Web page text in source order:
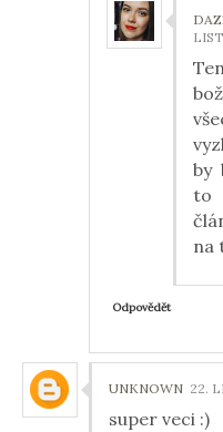
by
to
na
Odpovědět
UNKNOWN 22.
super veci :)